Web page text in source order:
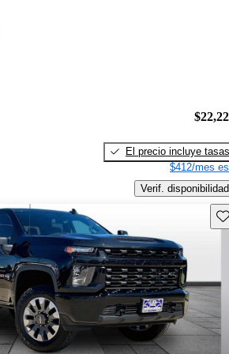
El precio incluye tasas
$412/mes
Verif. disponibilidad